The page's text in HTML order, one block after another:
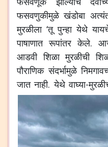
फसवणुकीमुळे खंडोबा
मुरळीला ‘तू पुन्हा येथे
पाषाणात रूपांतर केले.
आडवी शिळा मुरळीची
पौराणिक संदर्भामुळे
जात नाही.येथे वाघ्या-